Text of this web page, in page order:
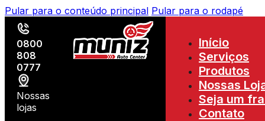
Pular para o conteúdo principal Pular para o rodapé
0800
808
0777
Nossas
lojas
Início
Serviços
Produtos
Nossas
Seja um
Contato